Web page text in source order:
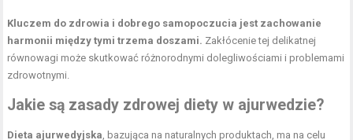
Kluczem do zdrowia i dobrego samopoczucia jest zachowanie
harmonii między tymi trzema doszami. Zakłócenie tej delikatnej
równowagi może skutkować różnorodnymi dolegliwościami i problemami
zdrowotnymi.
Jakie są zasady zdrowej diety w ajurwedzie?
Dieta ajurwedyjska , bazująca na naturalnych produktach, ma na celu